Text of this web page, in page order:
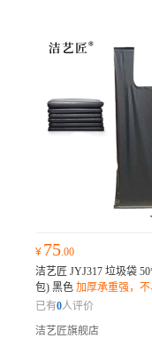
¥ 75.00
洁艺匠 JYJ317 垃圾袋
包) 黑色 加厚承重强，
设计，密封防漏；环保
已有0人评价
洁艺匠旗舰店